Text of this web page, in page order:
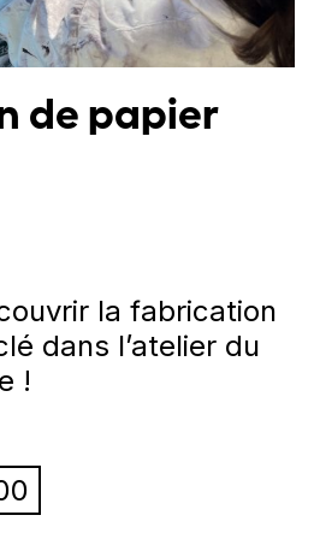
de papier
la fabrication
dans l’atelier du
!